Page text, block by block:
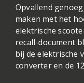
Opvallend
maken met het
elektrische
recall-document
bij de elektrische
converter en de